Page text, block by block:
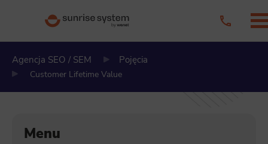
Agencja SEO / SEM
Pojęcia
Customer Lifetime Value
Menu